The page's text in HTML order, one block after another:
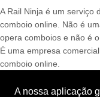
A Rail Ninja é um serviço
comboio online. Não é
opera comboios e não é
É uma empresa
comboio online.
A nossa aplicação